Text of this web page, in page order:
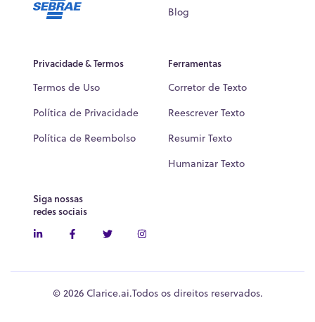
Blog
Privacidade & Termos
Termos de Uso
Política de Privacidade
Política de Reembolso
Ferramentas
Corretor de Texto
Reescrever Texto
Resumir Texto
Humanizar Texto
Siga nossas
redes sociais
© 2026Clarice.ai.Todos os direitos reservados.